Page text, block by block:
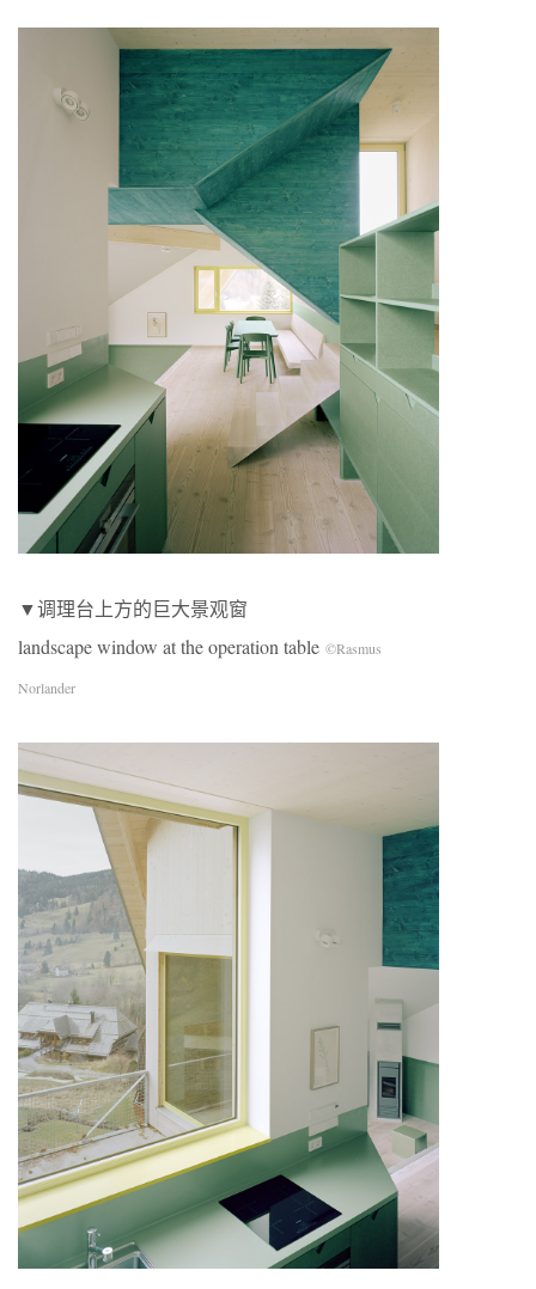
▼调理台上方的巨大景观窗
landscape window at the operation table ©Rasmus
Norlander